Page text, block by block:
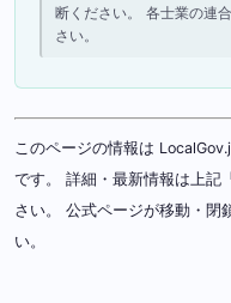
断ください。 各士業の連
さい。
このページの情報は
です。 詳細・最新情報は上記
さい。 公式ページが移動・閉
い。